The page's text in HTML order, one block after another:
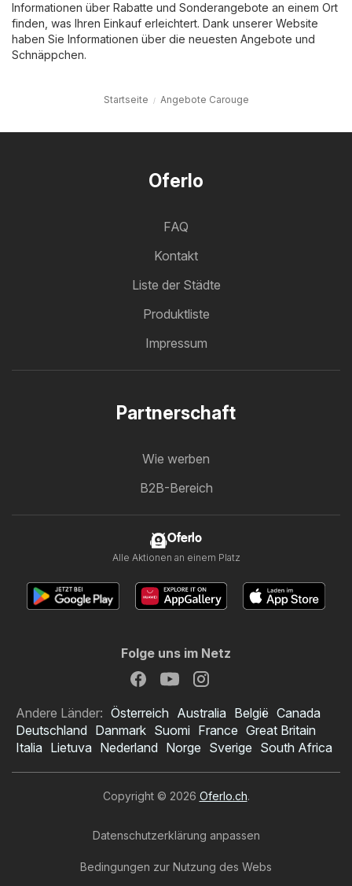
Informationen über Rabatte und Sonderangebote an einem Ort
finden, was Ihren Einkauf erleichtert. Dank unserer Website
haben Sie Informationen über die neuesten Angebote und
Schnäppchen.
Startseite Angebote Carouge
Oferlo
FAQ
Kontakt
Liste der Städte
Produktliste
Impressum
Partnerschaft
Wie werben
B2B-Bereich
Oferlo
Alle Aktionen an einem Platz
Folge uns im Netz
Andere Länder: Österreich Australia België Canada
Deutschland Danmark Suomi France Great Britain
Italia Lietuva Nederland Norge Sverige South Africa
Copyright © 2026 Oferlo.ch.
Datenschutzerklärung anpassen
Bedingungen zur Nutzung des Webs